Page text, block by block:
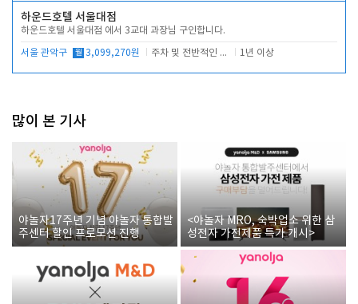
하운드호텔 서울대점
하운드호텔 서울대점 에서 3교대 과장님 구인합니다.
서울 관악구 월 3,099,270원 주차 및 전반적인 당번업무 1년 이상
많이 본 기사
야놀자17주년 기념 야놀자 통합발
주센터 할인 프로모션 진행
<야놀자 MRO, 숙박업소 위한 삼
성전자 가전제품 특가 개시>